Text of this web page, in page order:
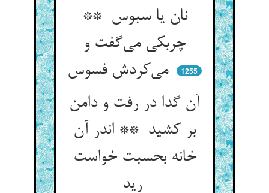
نان یا سبوس **
چربکی می‌گفت و
می‌کردش فسوس
1255
آن گدا در رفت و دامن
بر کشید ** اندر آن
خانه بحسبت خواست